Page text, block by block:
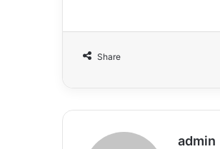
Share
admin